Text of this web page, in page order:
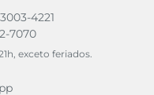
3003-4221
7070
exceto feriados.